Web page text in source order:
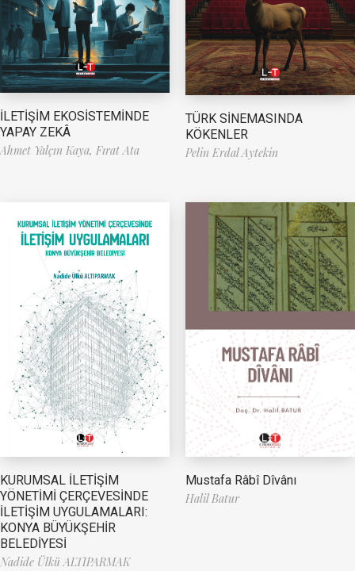
İLETİŞİM EKOSİSTEMİNDE
YAPAY ZEKÂ
Ahmet Yalçın Kaya, Fırat Ata
TÜRK SİNEMASINDA
KÖKENLER
Pelin Erdal Aytekin
KURUMSAL İLETİŞİM
YÖNETİMİ ÇERÇEVESİNDE
İLETİŞİM UYGULAMALARI:
KONYA BÜYÜKŞEHİR
BELEDİYESİ
Nadide Ülkü ALTIPARMAK
Mustafa Râbî Dîvânı
Halil Batur